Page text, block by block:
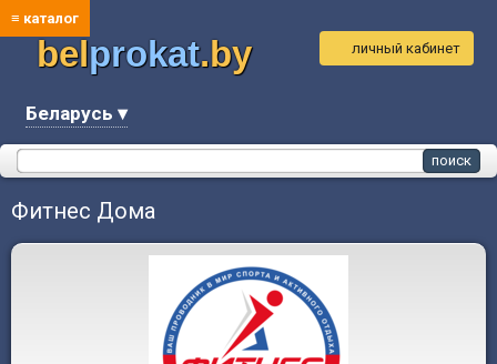
≡ каталог
belprokat.by
Беларусь ▾
личный кабинет
Фитнес Дома